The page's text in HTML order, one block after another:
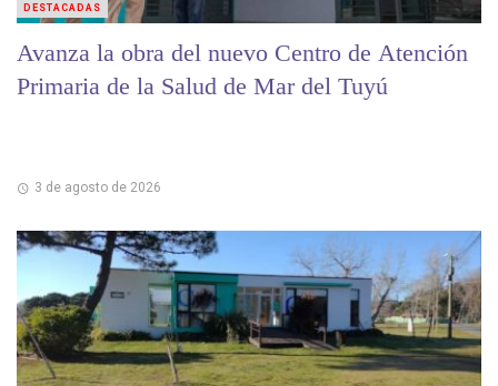
Avanza la obra del nuevo Centro de Atención
Primaria de la Salud de Mar del Tuyú
3 de agosto de 2026
DESTACADAS